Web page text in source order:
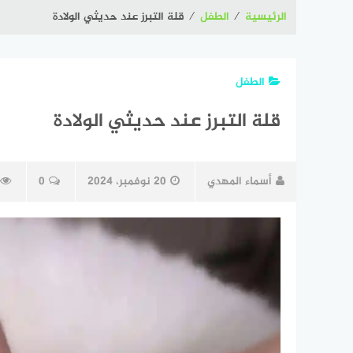
الرئيسية ⁄ الطفل ⁄ قلة التبرز عند حديثي الولادة
الطفل
قلة التبرز عند حديثي الولادة
أسماء المهدي 20 نوفمبر، 2024 0